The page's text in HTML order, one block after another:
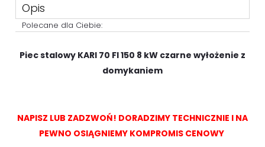
Opis
Polecane dla Ciebie:
Piec stalowy KARI 70 FI 150 8 kW czarne wyłożenie z
domykaniem
NAPISZ LUB ZADZWOŃ! DORADZIMY TECHNICZNIE I NA
PEWNO OSIĄGNIEMY KOMPROMIS CENOWY